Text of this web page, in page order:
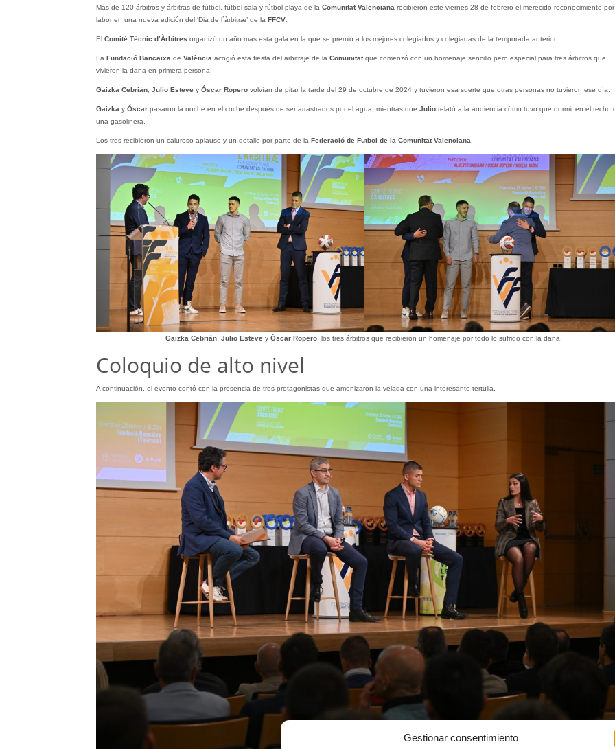
Gestionar consentimiento
Más de 120 árbitros y árbitras de fútbol, fútbol sala y fútbol playa de la Comunitat Valenciana recibieron este viernes 28 de febrero el merecido reconocimiento
labor en una nueva edición del ‘Dia de l`àrbitræ’ de la FFCV.
El Comité Tècnic d’Àrbitres organizó un año más esta gala en la que se premió a los mejores colegiados y colegiadas de la temporada anterior.
La Fundació Bancaixa de València acogió esta fiesta del arbitraje de la Comunitatque comenzó con un homenaje sencillo pero especial para tres árbitros que
vivieron la dana en primera persona.
Gaizka Cebrián, Julio Estevey Óscar Roperovolvían de pitar la tarde del 29 de octubre de 2024 y tuvieron esa suerte que otras personas no tuvieron ese día.
Gaizka y Óscarpasaron la noche en el coche después de ser arrastrados por el agua, mientras que Juliorelató a la audiencia cómo tuvo que dormir en el techo
una gasolinera.
Los tres recibieron un caluroso aplauso y un detalle por parte de la Federació de Futbol de la Comunitat Valenciana
Gaizka Cebrián, Julio Estevey Óscar Ropero, los tres árbitros que recibieron un homenaje por todo lo sufrido con la dana.
Coloquio de alto nivel
A continuación, el evento contó con la presencia de tres protagonistas que amenizaron la velada con una interesante tertulia.